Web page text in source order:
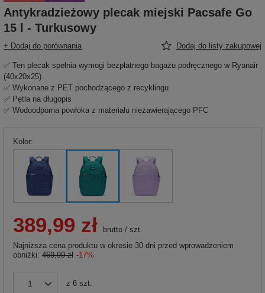
Antykradzieżowy plecak miejski Pacsafe Go
15 l - Turkusowy
+ Dodaj do porównania Dodaj do listy zakupowej
✅ Ten plecak spełnia wymogi bezpłatnego bagażu podręcznego w Ryanair
(40x20x25)
✅ Wykonane z PET pochodzącego z recyklingu
✅ Pętla na długopis
✅ Wodoodporna powłoka z materiału niezawierającego PFC
Kolor
389,99 zł brutto / szt.
Najniższa cena produktu w okresie 30 dni przed wprowadzeniem
obniżki: 469,99 zł -17%
z 6 szt.